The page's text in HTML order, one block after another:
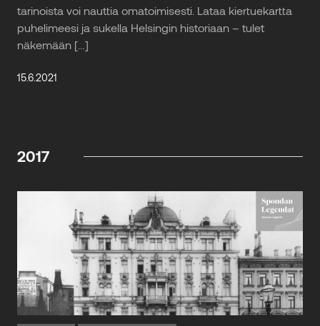
tarinoista voi nauttia omatoimisesti. Lataa kiertuekartta
puhelimeesi ja sukella Helsingin historiaan – tulet
näkemään […]
15.6.2021
2017